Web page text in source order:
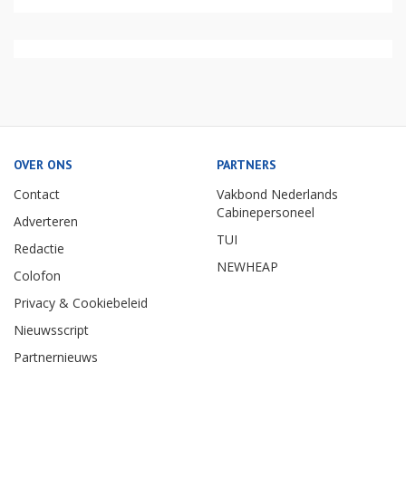
OVER ONS
Contact
Adverteren
Redactie
Colofon
Privacy & Cookiebeleid
Nieuwsscript
Partnernieuws
PARTNERS
Vakbond Nederlands
Cabinepersoneel
TUI
NEWHEAP